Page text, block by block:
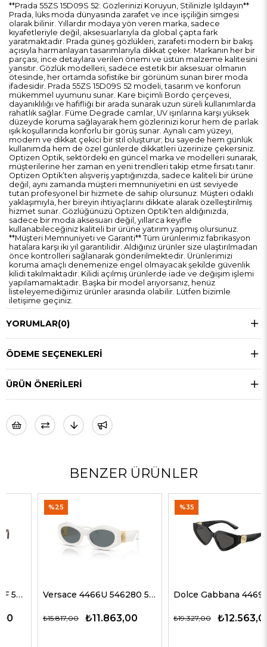
**Prada 55ZS 15D09S 52: Gözlerinizi Koruyun, Stilinizle Işıldayın**
Prada, lüks moda dünyasında zarafet ve ince işçiliğin simgesi
olarak bilinir. Yıllardır modaya yön veren marka, sadece
kıyafetleriyle değil, aksesuarlarıyla da global çapta fark
yaratmaktadır. Prada güneş gözlükleri, zarafeti modern bir bakış
açısıyla harmanlayan tasarımlarıyla dikkat çeker. Markanın her bir
parçası, ince detaylara verilen önemi ve üstün malzeme kalitesini
yansıtır. Gözlük modelleri, sadece estetik bir aksesuar olmanın
ötesinde, her ortamda sofistike bir görünüm sunan birer moda
ifadesidir. Prada 55ZS 15D09S 52 modeli, tasarım ve konforun
mükemmel uyumunu sunar. Kare biçimli Bordo çerçevesi,
dayanıklılığı ve hafifliği bir arada sunarak uzun süreli kullanımlarda
rahatlık sağlar. Füme Degrade camlar, UV ışınlarına karşı yüksek
düzeyde koruma sağlayarak hem gözlerinizi korur hem de parlak
ışık koşullarında konforlu bir görüş sunar. Aynalı cam yüzeyi,
modern ve dikkat çekici bir stil oluşturur; bu sayede hem günlük
kullanımda hem de özel günlerde dikkatleri üzerinize çekersiniz.
Optizen Optik, sektördeki en güncel marka ve modelleri sunarak,
müşterilerine her zaman en yeni trendleri takip etme fırsatı tanır.
Optizen Optik’ten alışveriş yaptığınızda, sadece kaliteli bir ürüne
değil, aynı zamanda müşteri memnuniyetini en üst seviyede
tutan profesyonel bir hizmete de sahip olursunuz. Müşteri odaklı
yaklaşımıyla, her bireyin ihtiyaçlarını dikkate alarak özelleştirilmiş
hizmet sunar. Gözlüğünüzü Optizen Optik’ten aldığınızda,
sadece bir moda aksesuarı değil, yıllarca keyifle
kullanabileceğiniz kaliteli bir ürüne yatırım yapmış olursunuz.
**Müşteri Memnuniyeti ve Garanti** Tüm ürünlerimiz fabrikasyon
hatalara karşı iki yıl garantilidir. Aldığınız ürünler size ulaştırılmadan
önce kontrolleri sağlanarak gönderilmektedir. Ürünlerimizi
koruma amaçlı denemenize engel olmayacak şekilde güvenlik
kilidi takılmaktadır. Kilidi açılmış ürünlerde iade ve değişim işlemi
yapılamamaktadır. Başka bir model arıyorsanız, henüz
listeleyemediğimiz ürünler arasında olabilir. Lütfen bizimle
iletişime geçiniz.
YORUMLAR(0)
ÖDEME SEÇENEKLERI
ÜRÜN ÖNERILERI
BENZER ÜRÜNLER
Versace 4466U 546280 54 G Kadın Güneş Gözlükleri
₺11.863,00
₺15.817,00
Dolce Gabbana 4469 501/87 59 G Kadın Güneş Gözlükleri
₺12.563,00
₺19.327,00